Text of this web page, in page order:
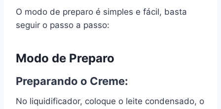
O modo de preparo é simples e fácil, basta
seguir o passo a passo:
Modo de Preparo
Preparando o Creme:
No liquidificador, coloque o leite condensado, o